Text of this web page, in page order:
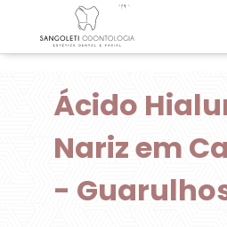
Ácido
Nariz em
-